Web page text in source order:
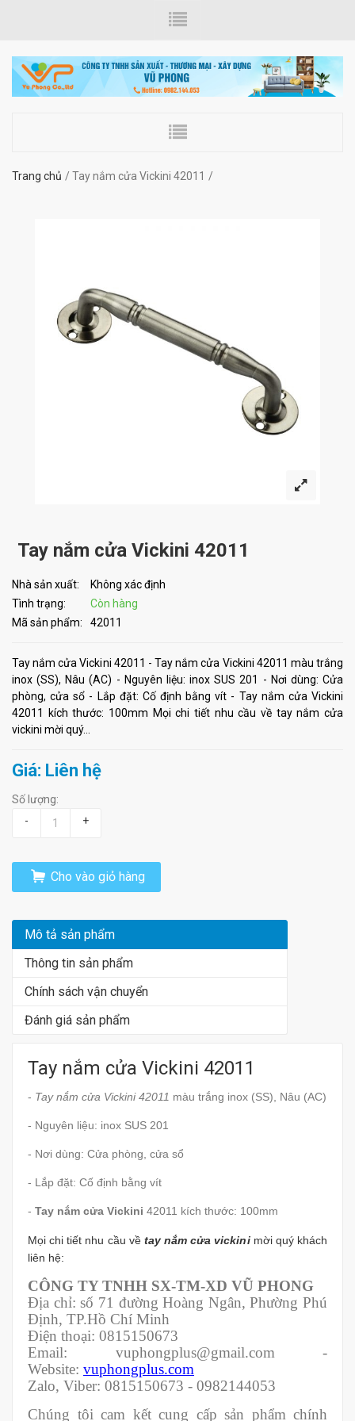
Trang chủ Tay nắm cửa Vickini 42011
Tay nắm cửa Vickini 42011
Nhà sản xuất:
Không xác định
Tình trạng:
Còn hàng
Mã sản phẩm:
42011
Tay nắm cửa Vickini 42011 - Tay nắm cửa Vickini 42011 màu trắng
inox (SS), Nâu (AC) - Nguyên liệu: inox SUS 201 - Nơi dùng: Cửa
phòng, cửa sổ - Lắp đặt: Cố định bằng vít - Tay nắm cửa Vickini
42011 kích thước: 100mm Mọi chi tiết nhu cầu về tay nắm cửa
vickini mời quý...
Giá: Liên hệ
Số lượng:
-
+
Cho vào giỏ hàng
Mô tả sản phẩm
Thông tin sản phẩm
Chính sách vận chuyển
Đánh giá sản phẩm
Tay nắm cửa Vickini 42011
- Tay nắm cửa Vickini 42011 màu trắng inox (SS), Nâu (AC)
- Nguyên liệu: inox SUS 201
- Nơi dùng: Cửa phòng, cửa sổ
- Lắp đặt: Cố định bằng vít
- Tay nắm cửa Vickini 42011 kích thước: 100mm
Mọi chi tiết nhu cầu về tay nắm cửa vickini mời quý khách
liên hệ:
CÔNG TY TNHH SX-TM-XD VŨ PHONG
Địa chỉ: số 71 đường Hoàng Ngân, Phường Phú
Định, TP.Hồ Chí Minh
Điện thoại: 0815150673
Email: vuphongplus@gmail.com -
Website: vuphongplus.com
Zalo, Viber: 0815150673 - 0982144053
Chúng tôi cam kết cung cấp sản phẩm chính